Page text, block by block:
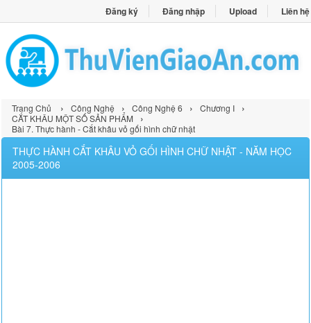
Đăng ký Đăng nhập Upload Liên hệ
Trang Chủ › Công Nghệ › Công Nghệ 6 › Chương I ›
CẮT KHÂU MỘT SỐ SẢN PHẨM ›
Bài 7. Thực hành - Cắt khâu vỏ gối hình chữ nhật
THỰC HÀNH CẮT KHÂU VỎ GỐI HÌNH CHỮ NHẬT - NĂM HỌC
2005-2006